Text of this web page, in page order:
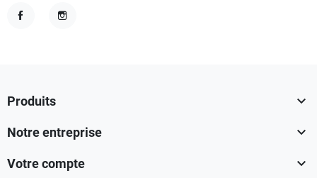
Produits 
Notre entreprise 
Votre compte 